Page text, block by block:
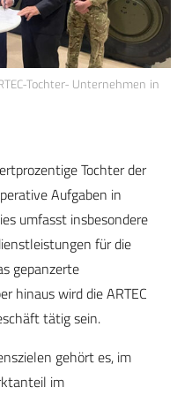
Tochter- Unternehmen in
Tochter der
Aufgaben in
umfasst insbesondere
für die
gepanzerte
hinaus wird die ARTEC
tätig sein.
gehört es, im
im